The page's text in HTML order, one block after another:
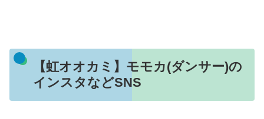
【虹オオカミ】モモカ(ダンサー)の
インスタなどSNS